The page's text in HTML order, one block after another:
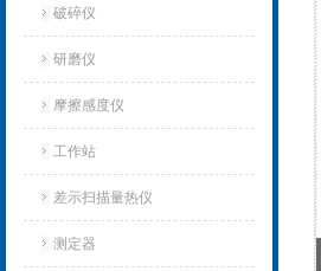
破碎仪
研磨仪
摩擦感度仪
工作站
差示扫描量热仪
测定器